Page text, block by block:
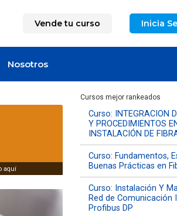
Vende tu curso Inicia
Nosotros
aquí
Cursos mejor rankeados
Curso: INTEGRACION
Y PROCEDIMIENTOS
INSTALACIÓN DE
Curso: Fundamentos,
Buenas Prácticas en
Curso: Instalación Y
Red de Comunicación
Profibus DP